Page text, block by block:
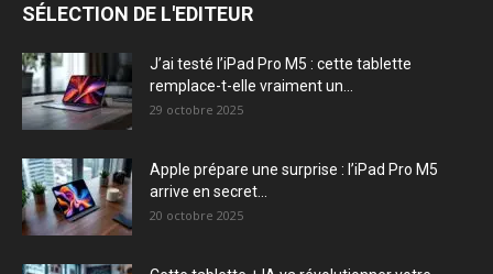
SÉLECTION DE L'EDITEUR
J’ai testé l’iPad Pro M5 : cette tablette
remplace-t-elle vraiment un...
29 octobre 2025
Apple prépare une surprise : l’iPad Pro M5
arrive en secret...
20 octobre 2025